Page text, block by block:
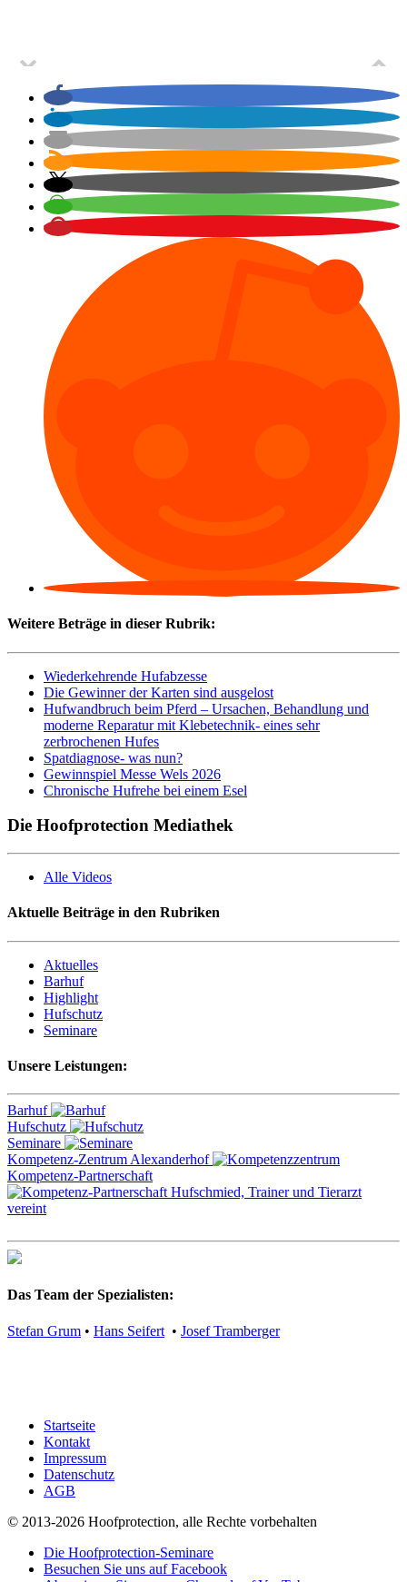
Weitere Beträge in dieser Rubrik:
Wiederkehrende Hufabzesse
Die Gewinner der Karten sind ausgelost
Hufwandbruch beim Pferd – Ursachen, Behandlung und
moderne Reparatur mit Klebetechnik- eines sehr
zerbrochenen Hufes
Spatdiagnose- was nun?
Gewinnspiel Messe Wels 2026
Chronische Hufrehe bei einem Esel
Die Hoofprotection Mediathek
Alle Videos
Aktuelle Beiträge in den Rubriken
Aktuelles
Barhuf
Highlight
Hufschutz
Seminare
Unsere Leistungen:
Barhuf
Hufschutz
Seminare
Kompetenz-Zentrum Alexanderhof
Kompetenz-Partnerschaft
Das Team der Spezialisten:
Stefan Grum • Hans Seifert • Josef Tramberger
Startseite
Kontakt
Impressum
Datenschutz
AGB
© 2013-2026 Hoofprotection, alle Rechte vorbehalten
Die Hoofprotection-Seminare
Besuchen Sie uns auf Facebook